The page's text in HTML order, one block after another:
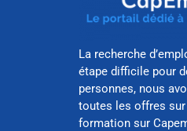
La recherche
étape difficile pour
personnes, nous
toutes les offres sur
formation sur